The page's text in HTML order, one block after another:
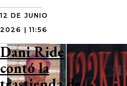
12 DE JUNIO
2026 | 11:56
Dani Ride
contó la